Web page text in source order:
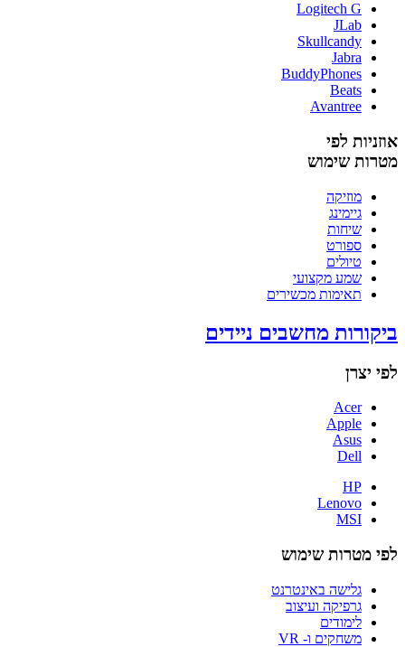
Logitech G
JLab
Skullcandy
Jabra
BuddyPhones
Beats
Avantree
אוזניות לפי
מטרות שימוש
מוזיקה
גיימינג
שיחות
ספורט
טיולים
שמע מקצועי
תאימות מכשירים
ביקורות מחשבים ניידים
לפי יצרן
Acer
Apple
Asus
Dell
HP
Lenovo
MSI
לפי מטרות שימוש
גלישה באינטרנט
גרפיקה ועיצוב
לימודים
משחקים ו- VR